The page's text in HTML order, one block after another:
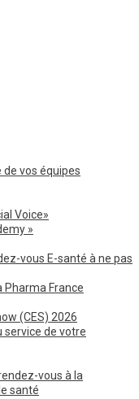
de vos équipes
Voice»
»
vous E-santé à ne pas
Pharma France
(CES) 2026
service de votre
vous à la
santé